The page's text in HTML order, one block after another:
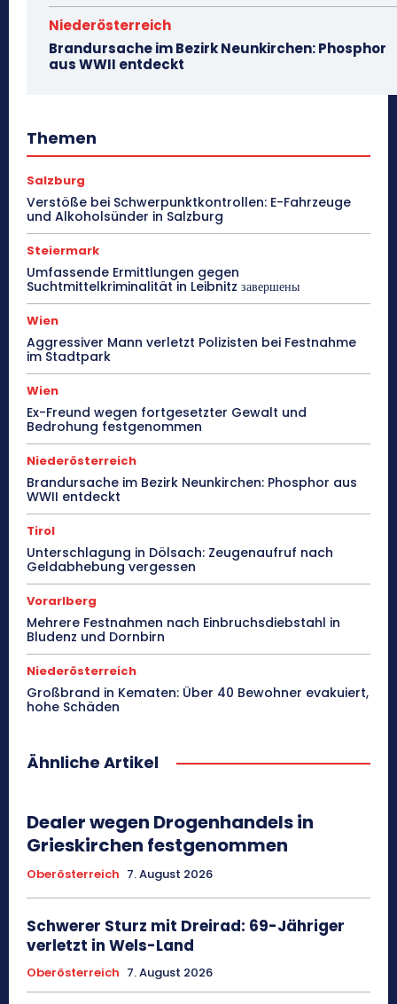
Niederösterreich
Brandursache im Bezirk Neunkirchen: Phosphor
aus WWII entdeckt
Themen
Salzburg
Verstöße bei Schwerpunktkontrollen: E-Fahrzeuge
und Alkoholsünder in Salzburg
Steiermark
Umfassende Ermittlungen gegen
Suchtmittelkriminalität in Leibnitz завершены
Wien
Aggressiver Mann verletzt Polizisten bei Festnahme
im Stadtpark
Wien
Ex-Freund wegen fortgesetzter Gewalt und
Bedrohung festgenommen
Niederösterreich
Brandursache im Bezirk Neunkirchen: Phosphor aus
WWII entdeckt
Tirol
Unterschlagung in Dölsach: Zeugenaufruf nach
Geldabhebung vergessen
Vorarlberg
Mehrere Festnahmen nach Einbruchsdiebstahl in
Bludenz und Dornbirn
Niederösterreich
Großbrand in Kematen: Über 40 Bewohner evakuiert,
hohe Schäden
Ähnliche Artikel
Dealer wegen Drogenhandels in
Grieskirchen festgenommen
Oberösterreich 7. August 2026
Schwerer Sturz mit Dreirad: 69-Jähriger
verletzt in Wels-Land
Oberösterreich 7. August 2026